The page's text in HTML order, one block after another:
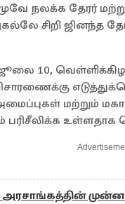
நலக்க தேரர்
சிறி ஜினந்த
10,
மற்றும்
உள்ளதாக
அரசாங்கத்தின்